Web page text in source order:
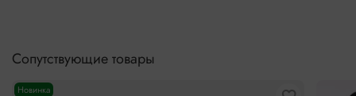
Сопутствующие товары
Новинка